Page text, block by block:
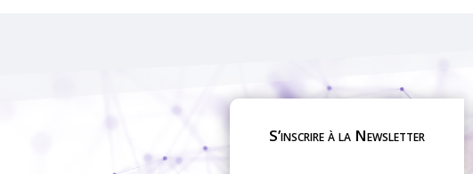
S’inscrire à la Newsletter